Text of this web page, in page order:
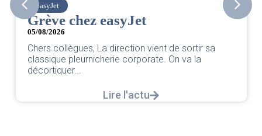
easyJet
Grève chez easyJet
05/08/2026
Chers collègues, La direction vient de sortir sa
classique pleurnicherie corporate. On va la
décortiquer...
Lire l'actu